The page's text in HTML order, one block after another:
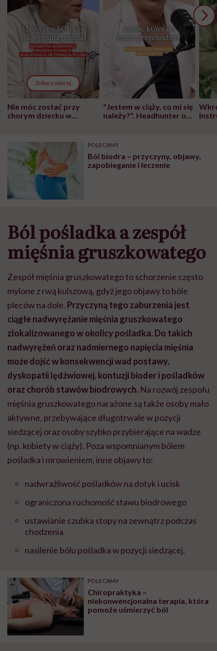
Zobacz więcej
Nie móc zostać przy
chorym dziecku w
może chyba tylko
głupota i brak
wyobraźni"
"Jestem w ciąży, co mi się
należy?". Headhunter o
pracy
POLECAMY
Ból biodra – przyczyny, objawy,
zapobieganie i leczenie
Ból pośladka a zespół
mięśnia gruszkowatego
Zespół mięśnia gruszkowatego to schorzenie często
mylone z rwą kulszową, gdyż jego objawy to bóle
pleców na dole. Przyczyną tego zaburzenia jest
ciągłe nadwyrężanie mięśnia gruszkowatego
zlokalizowanego w okolicy pośladka. Do takich
nadwyrężeń oraz nadmiernego napięcia mięśnia
może dojść w konsekwencji wad postawy,
dyskopatii lędźwiowej, kontuzji bioder i pośladków
oraz chorób stawów biodrowych. Na rozwój zespołu
mięśnia gruszkowatego narażone są także osoby mało
aktywne, przebywające długotrwale w pozycji
siedzącej oraz osoby szybko przybierające na wadze
(np. kobiety w ciąży). Poza wspomnianym bólem
pośladka i mrowieniem, inne objawy to:
nadwrażliwość pośladków na dotyk i ucisk
ograniczona ruchomość stawu biodrowego
ustawianie czubka stopy na zewnątrz podczas
chodzenia
nasilenie bólu pośladka w pozycji siedzącej.
POLECAMY
Chiropraktyka –
niekonwencjonalna terapia, która
pomoże uśmierzyć ból